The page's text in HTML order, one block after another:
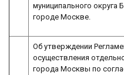
муниципального округа
городе Москве.
Об утверждении
осуществления
города Москвы по